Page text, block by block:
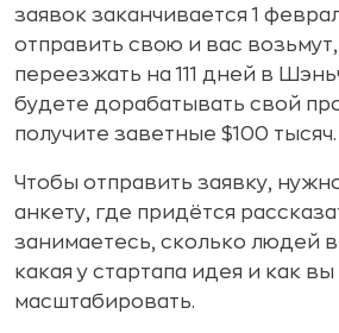
заявок заканчивается 1
отправить свою и вас
переезжать на 111 дней в
будете дорабатывать свой
получите заветные $100 тысяч.
Чтобы отправить заявку,
анкету, где придётся
занимаетесь, сколько людей
какая у стартапа идея и как
масштабировать.